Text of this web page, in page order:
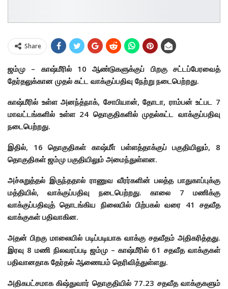
Share
ஜம்மு – காஷ்மீரில் 10 ஆண்டுகளுக்குப் பிறகு சட்டப்பேரவைத்
தேர்தலுக்கான முதல் கட்ட வாக்குப்பதிவு நேற்று நடைபெற்றது.
காஷ்மீரில் உள்ள அனந்த்நாக், சோபியான், தோடா, ராம்பன் உட்பட 7
மாவட்டங்களில் உள்ள 24 தொகுதிகளில் முதல்கட்ட வாக்குப்பதிவு
நடைபெற்றது.
இதில், 16 தொகுதிகள் காஷ்மீா் பள்ளத்தாக்குப் பகுதியிலும், 8
தொகுதிகள் ஜம்மு பகுதியிலும் அமைந்துள்ளன.
அச்சுறுத்தல் இருந்ததால் ராணுவ வீரர்களின் பலத்த பாதுகாப்புக்கு
மத்தியில், வாக்குப்பதிவு நடைபெற்றது. காலை 7 மணிக்கு
வாக்குப்பதிவுத் தொடங்கிய நிலையில் பிற்பகல் வரை 41 சதவீத
வாக்குகள் பதிவாகின.
அதன் பிறகு மாலையில் படிப்படியாக வாக்கு சதவீதம் அதிகரித்தது.
இரவு 8 மணி நிலவரப்படி ஜம்மு – காஷ்மீரில் 61 சதவீத வாக்குகள்
பதிவானதாக தேர்தல் ஆணையம் தெரிவித்துள்ளது.
அதிகபட்சமாக கிஷ்துவார் தொகுதியில் 77.23 சதவீத வாக்குகளும்